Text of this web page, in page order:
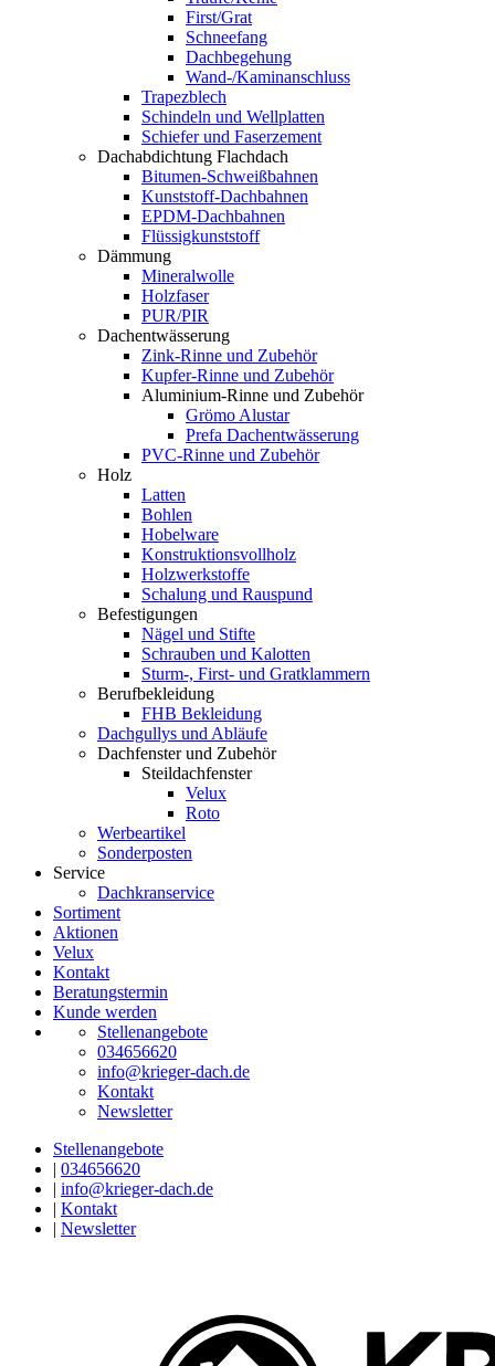
First/Grat
Schneefang
Dachbegehung
Wand-/Kaminanschluss
Trapezblech
Schindeln und Wellplatten
Schiefer und Faserzement
Dachabdichtung Flachdach
Bitumen-Schweißbahnen
Kunststoff-Dachbahnen
EPDM-Dachbahnen
Flüssigkunststoff
Dämmung
Mineralwolle
Holzfaser
PUR/PIR
Dachentwässerung
Zink-Rinne und Zubehör
Kupfer-Rinne und Zubehör
Aluminium-Rinne und Zubehör
Grömo Alustar
Prefa Dachentwässerung
PVC-Rinne und Zubehör
Holz
Latten
Bohlen
Hobelware
Konstruktionsvollholz
Holzwerkstoffe
Schalung und Rauspund
Befestigungen
Nägel und Stifte
Schrauben und Kalotten
Sturm-, First- und Gratklammern
Berufbekleidung
FHB Bekleidung
Dachgullys und Abläufe
Dachfenster und Zubehör
Steildachfenster
Velux
Roto
Werbeartikel
Sonderposten
Service
Dachkranservice
Sortiment
Aktionen
Velux
Kontakt
Beratungstermin
Kunde werden
Stellenangebote
034656620
info@krieger-dach.de
Kontakt
Newsletter
Stellenangebote
| 034656620
| info@krieger-dach.de
| Kontakt
| Newsletter